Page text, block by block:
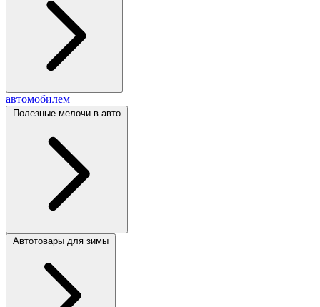
автомобилем
Полезные мелочи в авто
Автотовары для зимы